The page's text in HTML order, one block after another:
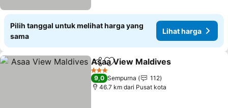
Pilih tanggal untuk melihat harga yang
sama
Lihat harga
BagikanTambahkan ke favorit
Asaa View Maldives
3 Bintang
9,0 Sempurna
112
46.7 km dari Pusat kota